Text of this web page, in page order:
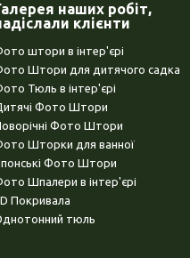
наших робіт,
клієнти
штори в інтер'єрі
Штори для дитячого садка
Тюль в інтер'єрі
Фото Штори
Фото Штори
Шторки для ванної
Фото Штори
Шпалери в інтер'єрі
Покривала
тюль